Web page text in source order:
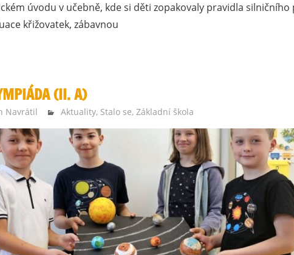
úvodu v učebně, kde si děti zopakovaly pravidla silničního
křižovatek, zábavnou
(II. A)
Navrátil Aktuality, Stalo se, Základní škola